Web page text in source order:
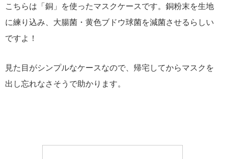
こちらは「銅」を使ったマスクケースです。銅粉末を生地
に練り込み、大腸菌・黄色ブドウ球菌を減菌させるらしい
ですよ！
見た目がシンプルなケースなので、帰宅してからマスクを
出し忘れなさそうで助かります。